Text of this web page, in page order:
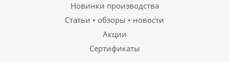
Новинки производства
Статьи • обзоры • новости
Акции
Сертификаты